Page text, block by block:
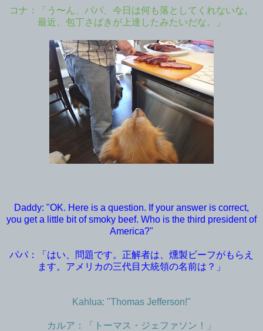
コナ：「う〜ん、パパ、今日は何も落としてくれないな。
最近、包丁さばきが上達したみたいだな。」
Daddy: "OK. Here is a question. If your answer is correct,
you get a little bit of smoky beef. Who is the third president of
America?"
パパ：「はい、問題です。正解者は、燻製ビーフがもらえ
ます。アメリカの三代目大統領の名前は？」
Kahlua: "Thomas Jefferson!"
カルア：「トーマス・ジェファソン！」